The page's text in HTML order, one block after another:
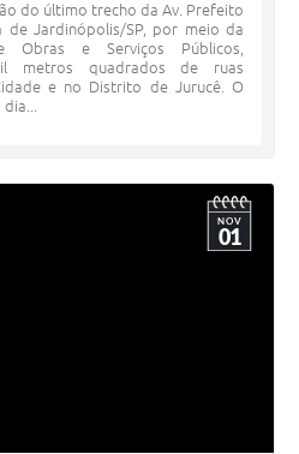
do último trecho da Av. Prefeito
de Jardinópolis/SP, por meio da
Obras e Serviços Públicos,
metros quadrados de ruas
e no Distrito de Jurucê. O
NOV
01